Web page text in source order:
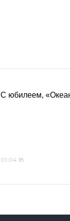
С юбилеем,
01.04.18